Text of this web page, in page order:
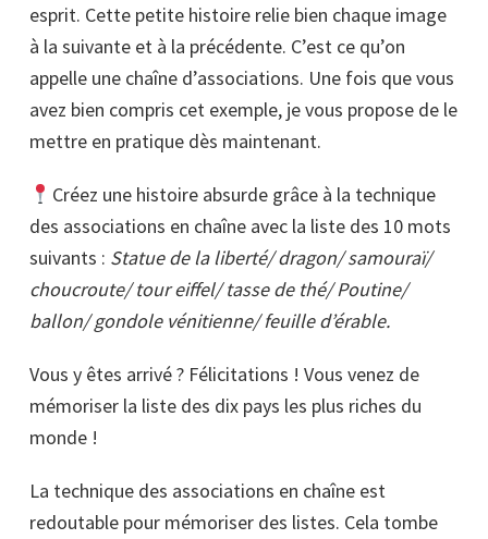
esprit. Cette petite histoire relie bien chaque image
à la suivante et à la précédente. C’est ce qu’on
appelle une chaîne d’associations. Une fois que vous
avez bien compris cet exemple, je vous propose de le
mettre en pratique dès maintenant.
Créez une histoire absurde grâce à la technique
des associations en chaîne avec la liste des 10 mots
suivants : Statue de la liberté/ dragon/ samouraï/
choucroute/ tour eiffel/ tasse de thé/ Poutine/
ballon/ gondole vénitienne/ feuille d’érable.
Vous y êtes arrivé ? Félicitations ! Vous venez de
mémoriser la liste des dix pays les plus riches du
monde !
La technique des associations en chaîne est
redoutable pour mémoriser des listes. Cela tombe